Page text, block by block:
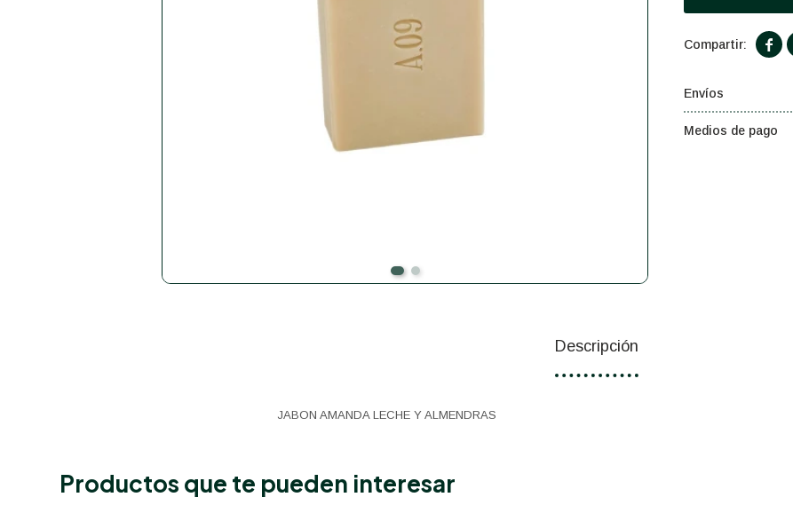

Envíos
Medios de pago
Descripción
JABON AMANDA LECHE Y ALMENDRAS
Productos que te pueden interesar